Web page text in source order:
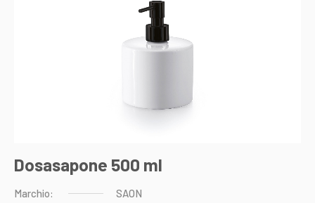
Dosasapone 500 ml
Marchio: SAON